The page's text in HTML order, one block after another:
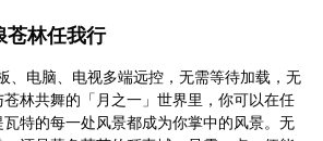
苍林任我行
、电脑、电视多端远控，无需等待加载，无
林共舞的「月之一」世界里，你可以在任
特的每一处风景都成为你掌中的风景。无